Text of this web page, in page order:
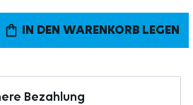
den gewünschten
IN DEN WARENKORB LEGEN
Bezahlung